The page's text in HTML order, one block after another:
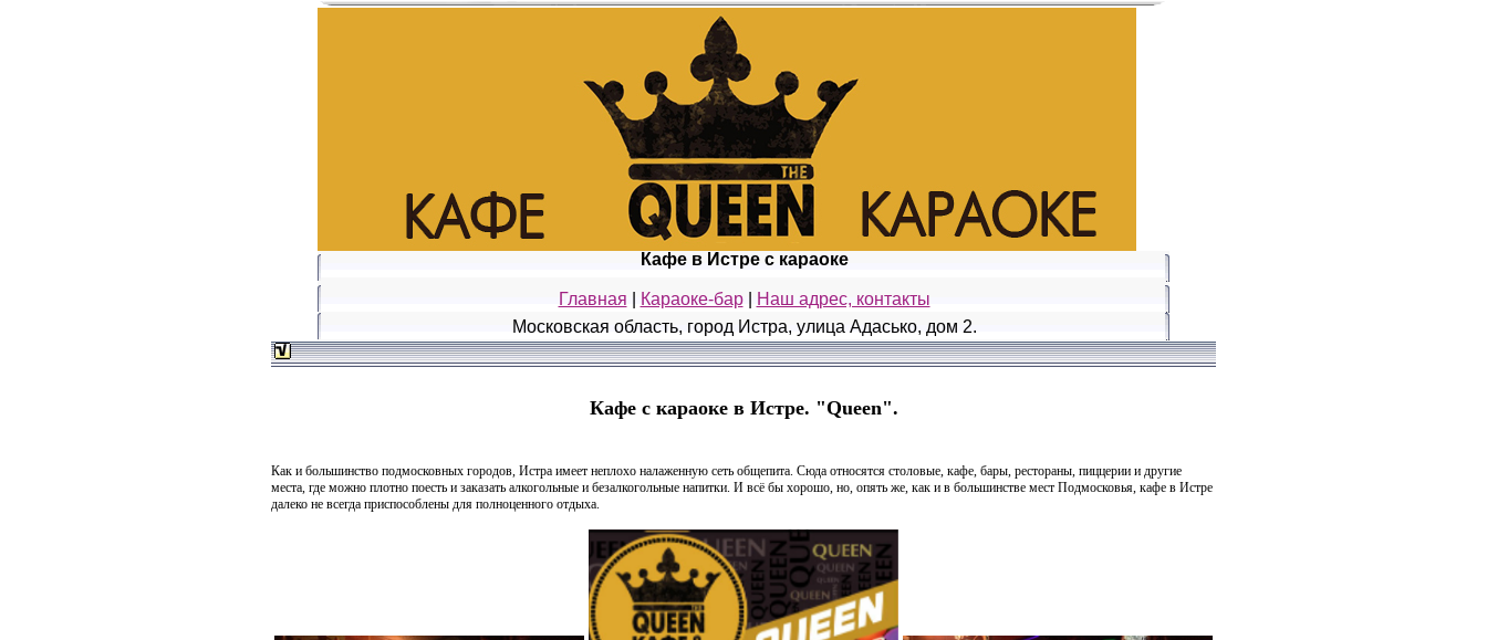
Кафе в Истре с караоке
Главная Караоке-бар|
Наш адрес, контакты
Московская область, город Истра, улица Адасько, дом 2.
Кафе с караоке в Истре. "Queen".
Как и большинство подмосковных городов, Истра имеет неплохо налаженную сеть общепита. Сюда относятся столовые, кафе, бары, рестораны, пиццерии и другие
места, где можно плотно поесть и заказать алкогольные и безалкогольные напитки. И всё бы хорошо, но, опять же, как и в большинстве мест Подмосковья, кафе в Истре
далеко не всегда приспособлены для полноценного отдыха.